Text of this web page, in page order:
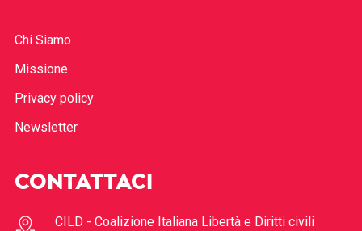
Chi Siamo
Missione
Privacy policy
Newsletter
CONTATTACI
CILD - Coalizione Italiana Libertà e Diritti civili